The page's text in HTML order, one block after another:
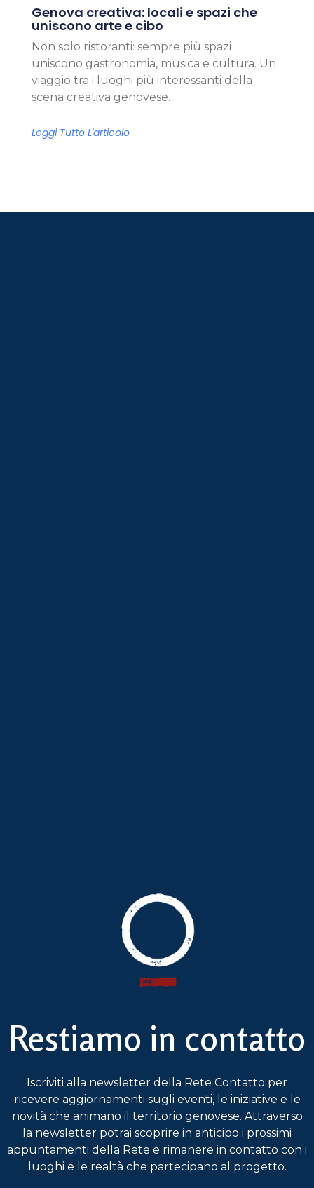
Genova creativa: locali e spazi che
uniscono arte e cibo
Non solo ristoranti: sempre più spazi
uniscono gastronomia, musica e cultura. Un
viaggio tra i luoghi più interessanti della
scena creativa genovese.
Leggi Tutto L'articolo
Restiamo in contatto
Iscriviti alla newsletter della Rete Contatto per
ricevere aggiornamenti sugli eventi, le iniziative e le
novità che animano il territorio genovese. Attraverso
la newsletter potrai scoprire in anticipo i prossimi
appuntamenti della Rete e rimanere in contatto con i
luoghi e le realtà che partecipano al progetto.